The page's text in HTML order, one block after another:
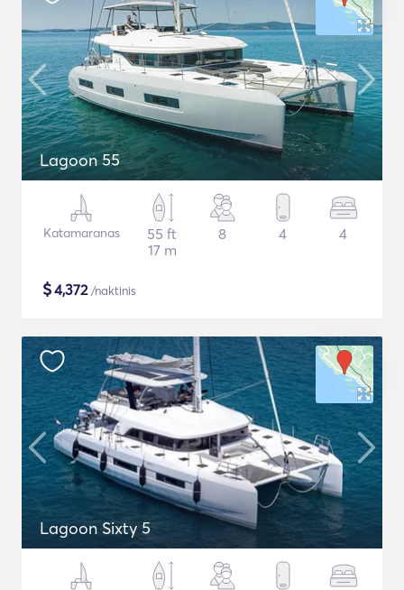
Lagoon 55
Katamaranas
55 ft
17 m
8 4 4
$4,372/naktinis
Lagoon Sixty 5